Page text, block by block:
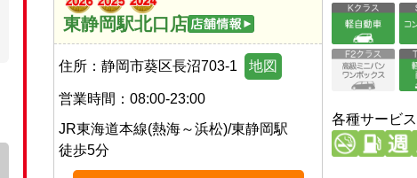
東静岡駅北口店
住所： 静岡市葵区長沼703-1 地図
営業時間： 08:00-23:00
JR東海道本線(熱海～浜松)/東静岡駅
徒歩5分
各種サービス